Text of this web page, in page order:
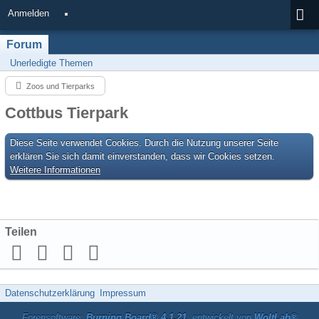
Anmelden
Forum
Unerledigte Themen
Zoos und Tierparks
Cottbus Tierpark
Diese Seite verwendet Cookies. Durch die Nutzung unserer Seite
erklären Sie sich damit einverstanden, dass wir Cookies setzen.
Weitere Informationen
Teilen
Datenschutzerklärung Impressum